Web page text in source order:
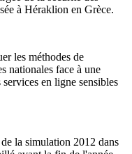
à Héraklion en Grèce.
les méthodes de
nationales face à une
en ligne sensibles
la simulation 2012 dans